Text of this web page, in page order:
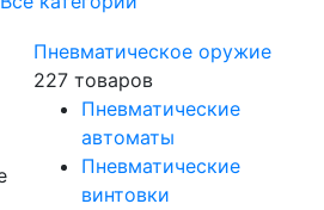
Пневматическое оружие
227 товаров
Пневматические
автоматы
Пневматические
винтовки